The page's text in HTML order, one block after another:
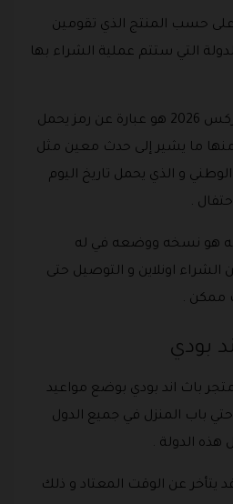
حسب المنتج الذي تقومين
التي ستتم عملية الشراء بها
كود خصم باث اند بودي وركس 2026 هو عبارة عن رمز يحمل
ما يشير إلى حدث معين مثل
و الذي يحمل تاريخ اليوم
.
هو نسخه ووضعه في له
اونلاين و التوصيل حتى
ممكن .
بودي
باث اند بودي بوضع مواعيد
باب المنزل في جميع الدول
هذه الدولة .
يتأخر عن الوقت المعتاد و ذلك